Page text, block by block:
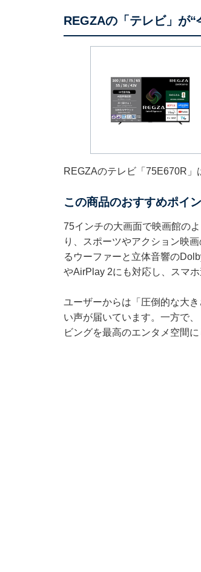
REGZAの「テレビ」が
REGZAのテレビ「75E670R」
この商品のおすすめポイ
75インチの大画面で映画館の
り、スポーツやアクション映
るウーファーと立体音響の
やAirPlay 2にも対応し、スマ
ユーザーからは「圧倒的な大
い声が届いています。一方で
ビングを最高のエンタメ空間